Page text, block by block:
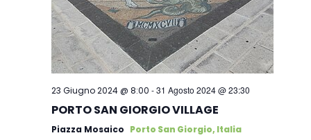
23 Giugno 2024 @ 8:00 -31 Agosto 2024 @ 23:30
PORTO SAN GIORGIO VILLAGE
Piazza Mosaico Porto San Giorgio, Italia